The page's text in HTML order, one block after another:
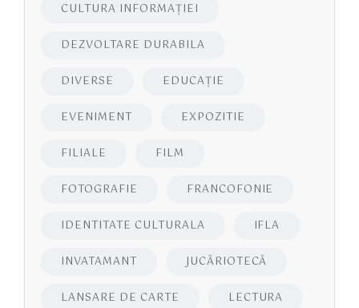
CULTURA INFORMAŢIEI
DEZVOLTARE DURABILA
DIVERSE EDUCAŢIE
EVENIMENT EXPOZITIE
FILIALE FILM
FOTOGRAFIE FRANCOFONIE
IDENTITATE CULTURALA IFLA
INVATAMANT JUCĂRIOTECĂ
LANSARE DE CARTE LECTURA